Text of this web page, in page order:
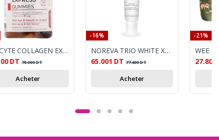
BIOCYTE COLLAGEN EXPRESS 45 GUMMIES
DT 70.000DT
Acheter
-16%
NOREVA TRIO WHITE XP CONTOUR DES YEUX 10ML
65.001 DT 77.400DT
Acheter
-21%
27.800